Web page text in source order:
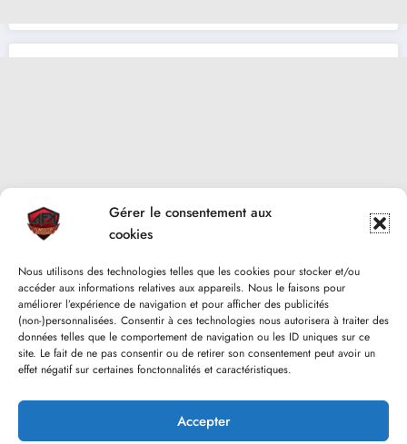
Gérer le consentement aux
cookies
Nous utilisons des technologies telles que les cookies pour stocker et/ou
accéder aux informations relatives aux appareils. Nous le faisons pour
améliorer l’expérience de navigation et pour afficher des publicités
(non-)personnalisées. Consentir à ces technologies nous autorisera à traiter des
données telles que le comportement de navigation ou les ID uniques sur ce
site. Le fait de ne pas consentir ou de retirer son consentement peut avoir un
effet négatif sur certaines fonctonnalités et caractéristiques.
Accepter